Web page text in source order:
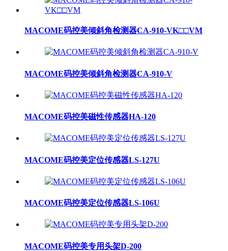
MACOME码控美倾斜角检测器CA-910-VK□□VM
MACOME码控美倾斜角检测器CA-910-V
MACOME码控美磁性传感器HA-120
MACOME码控美定位传感器LS-127U
MACOME码控美定位传感器LS-106U
MACOME码控美专用头架D-200